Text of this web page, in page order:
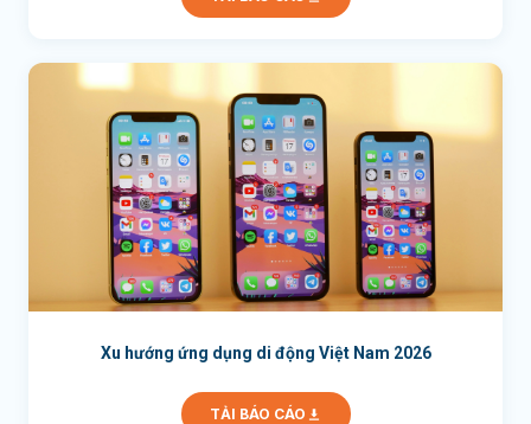
Xu hướng ứng dụng di động Việt Nam 2026
TẢI BÁO CÁO